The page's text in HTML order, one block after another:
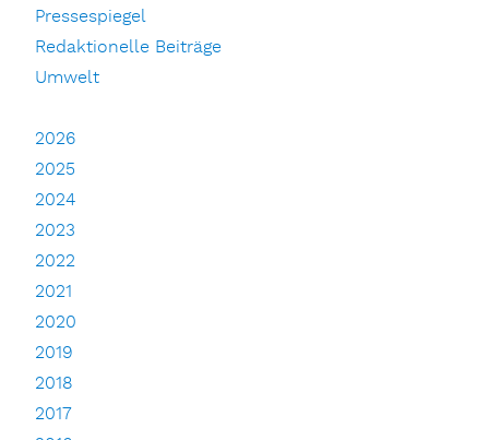
Pressespiegel
Redaktionelle Beiträge
Umwelt
2026
2025
2024
2023
2022
2021
2020
2019
2018
2017